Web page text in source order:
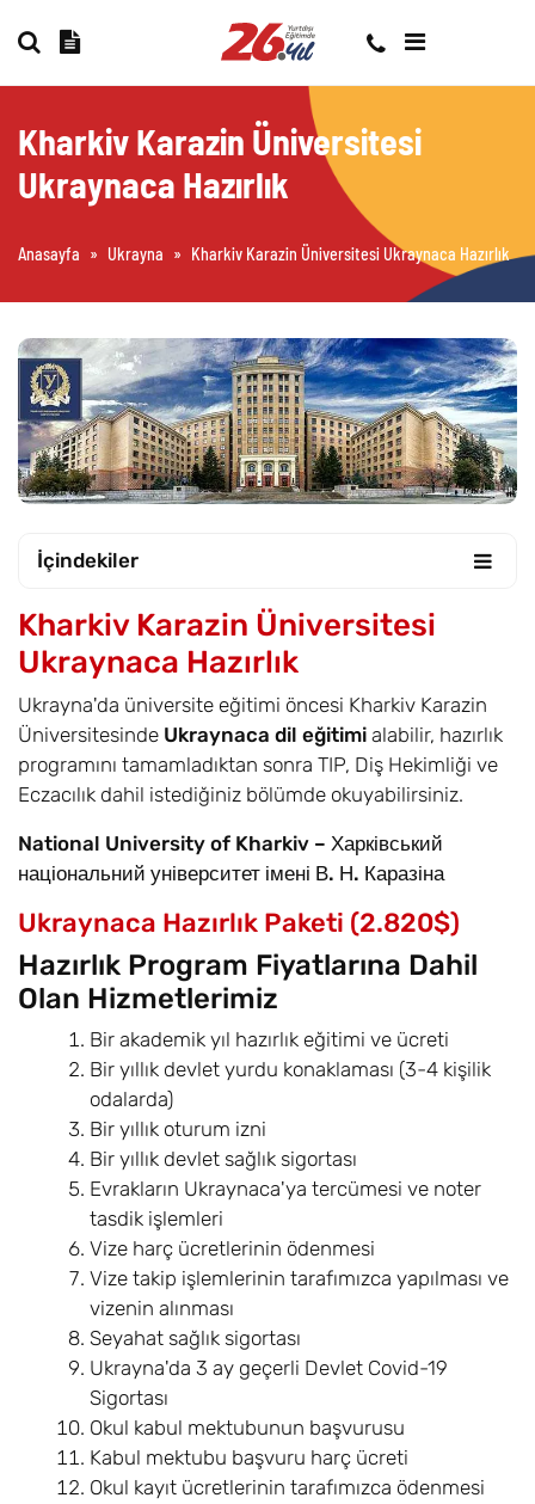
Kharkiv Karazin Üniversitesi
Ukraynaca Hazırlık
Anasayfa » Ukrayna » Kharkiv Karazin Üniversitesi Ukraynaca Hazırlık
İçindekiler
Kharkiv Karazin Üniversitesi
Ukraynaca Hazırlık
Ukrayna'da üniversite eğitimi öncesi Kharkiv Karazin
Üniversitesinde Ukraynaca dil eğitimi alabilir, hazırlık
programını tamamladıktan sonra TIP, Diş Hekimliği ve
Eczacılık dahil istediğiniz bölümde okuyabilirsiniz.
National University of Kharkiv – Харківський
національний університет імені В. Н. Каразіна
Ukraynaca Hazırlık Paketi (2.820$)
Hazırlık Program Fiyatlarına Dahil
Olan Hizmetlerimiz
Bir akademik yıl hazırlık eğitimi ve ücreti
Bir yıllık devlet yurdu konaklaması (3-4 kişilik
odalarda)
Bir yıllık oturum izni
Bir yıllık devlet sağlık sigortası
Evrakların Ukraynaca'ya tercümesi ve noter
tasdik işlemleri
Vize harç ücretlerinin ödenmesi
Vize takip işlemlerinin tarafımızca yapılması ve
vizenin alınması
Seyahat sağlık sigortası
Ukrayna'da 3 ay geçerli Devlet Covid-19
Sigortası
Okul kabul mektubunun başvurusu
Kabul mektubu başvuru harç ücreti
Okul kayıt ücretlerinin tarafımızca ödenmesi